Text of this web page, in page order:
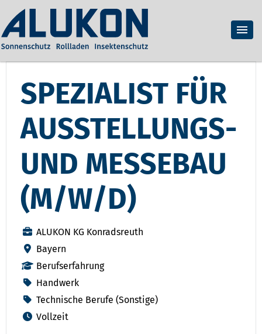
SPEZIALIST FÜR
AUSSTELLUNGS-
UND MESSEBAU
(M/W/D)
ALUKON KG Konradsreuth
Bayern
Berufserfahrung
Handwerk
Technische Berufe (Sonstige)
Vollzeit